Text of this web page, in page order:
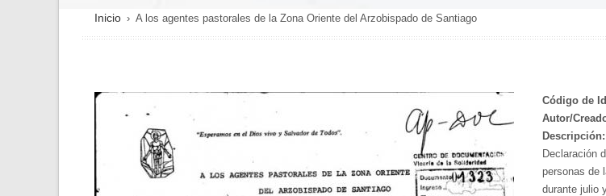
SOBRESCRIBIR
ENLACES
A
LA
NAVEGACIÓN
Inicio A los agentes pastorales de la Zona Oriente del Arzobispado de Santiago
Código de
Autor/
Descripción:
Declaración
personas de
durante julio